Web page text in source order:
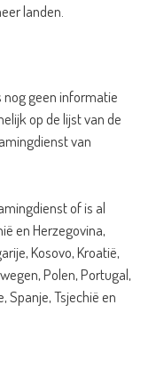
landen.
nog geen informatie
op de lijst van de
van
of is al
en Herzegovina,
Kosovo, Kroatië,
Polen, Portugal,
Spanje, Tsjechië en